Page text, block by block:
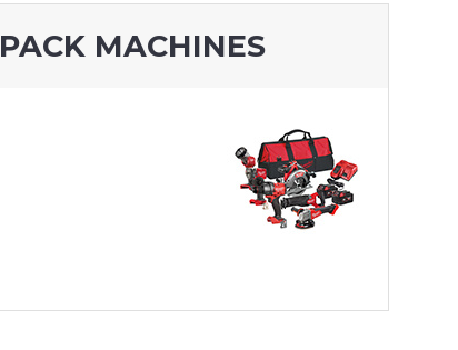
PACK MACHINES